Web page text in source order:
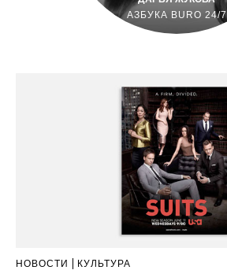
АЗБУКА BURO 24/7
НОВОСТИ КУЛЬТУРА